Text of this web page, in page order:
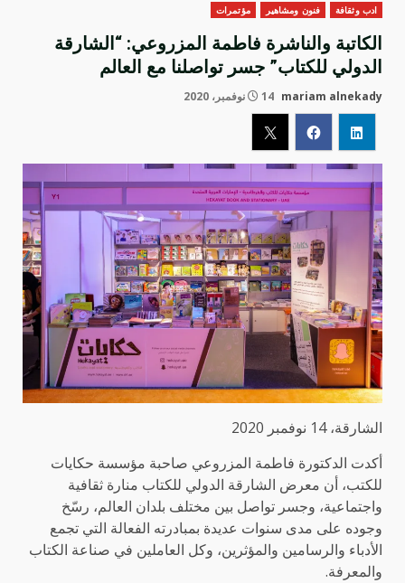
ادب وثقافة فنون ومشاهير مؤتمرات
الكاتبة والناشرة فاطمة المزروعي: “الشارقة
الدولي للكتاب” جسر تواصلنا مع العالم
mariam alnekady 14 نوفمبر، 2020
الشارقة، 14 نوفمبر 2020
أكدت الدكتورة فاطمة المزروعي صاحبة مؤسسة حكايات
للكتب، أن معرض الشارقة الدولي للكتاب منارة ثقافية
واجتماعية، وجسر تواصل بين مختلف بلدان العالم، رسّخ
وجوده على مدى سنوات عديدة بمبادرته الفعالة التي تجمع
الأدباء والرسامين والمؤثرين، وكل العاملين في صناعة الكتاب
والمعرفة.